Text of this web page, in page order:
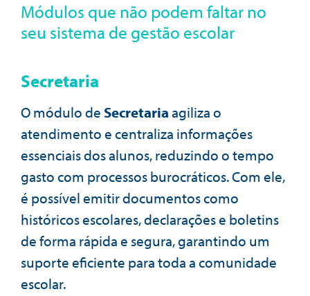
Módulos que não podem faltar no
seu sistema de gestão escolar
Secretaria
O módulo de Secretariaagiliza o
atendimento e centraliza informações
essenciais dos alunos, reduzindo o tempo
gasto com processos burocráticos. Com ele,
é possível emitir documentos como
históricos escolares, declarações e boletins
de forma rápida e segura, garantindo um
suporte eficiente para toda a comunidade
escolar.